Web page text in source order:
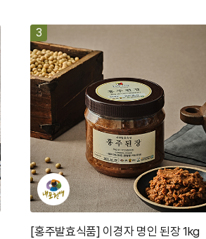
3
[홍주발효식품] 이경자 명인 된장 1kg